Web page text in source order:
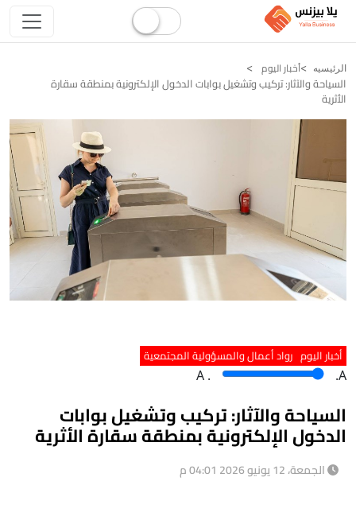
الرئيسيه أخبار اليوم
السياحة والآثار: تركيب وتشغيل بوابات الدخول الإلكترونية بمنطقة سقارة
الأثرية
أخبار اليوم رواد أعمال والمسؤولية المجتمعية
A . .A
السياحة والآثار: تركيب وتشغيل بوابات
الدخول الإلكترونية بمنطقة سقارة الأثرية
الجمعة، 12 يونيو 2026 04:01 م